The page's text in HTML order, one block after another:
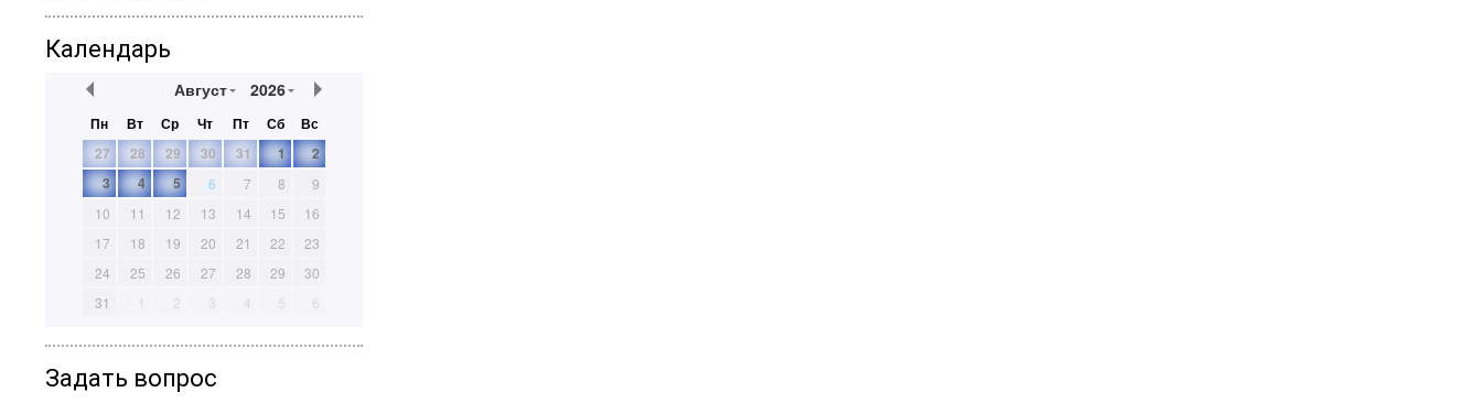
Календарь
Август 2026
Пн Вт Ср Чт Пт Сб
Вс
27
28 29 30 31 1
2
3
4 5 6 7 8
9
10
11 12 13 14 15
16
17
18 19 20 21 22
23
24
25 26 27 28 29
30
31
1 2 3 4 5 6
Задать вопрос